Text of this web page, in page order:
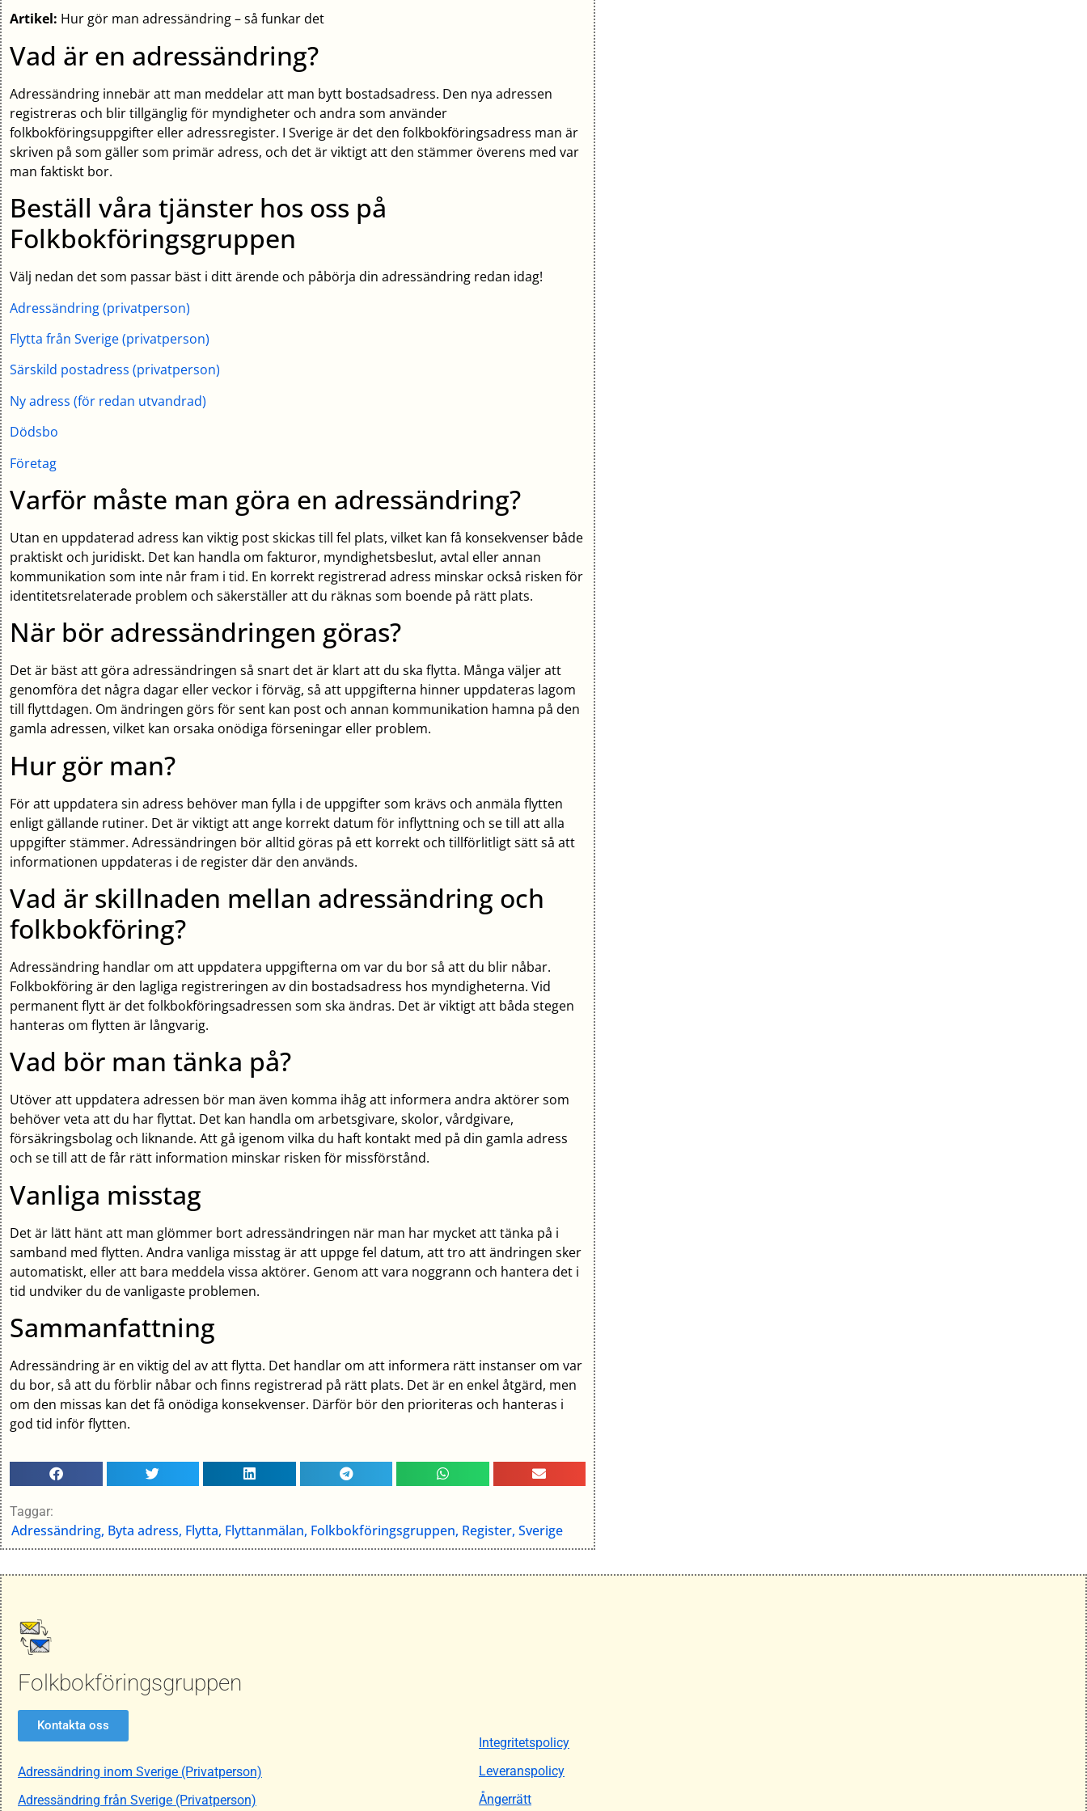
Artikel: Hur gör man adressändring – så funkar det
Vad är en adressändring?
Adressändring innebär att man meddelar att man bytt bostadsadress. Den nya adressen
registreras och blir tillgänglig för myndigheter och andra som använder
folkbokföringsuppgifter eller adressregister. I Sverige är det den folkbokföringsadress man är
skriven på som gäller som primär adress, och det är viktigt att den stämmer överens med var
man faktiskt bor.
Beställ våra tjänster hos oss på
Folkbokföringsgruppen
Välj nedan det som passar bäst i ditt ärende och påbörja din adressändring redan idag!
Adressändring (privatperson)
Flytta från Sverige (privatperson)
Särskild postadress (privatperson)
Ny adress (för redan utvandrad)
Dödsbo
Företag
Varför måste man göra en adressändring?
Utan en uppdaterad adress kan viktig post skickas till fel plats, vilket kan få konsekvenser både
praktiskt och juridiskt. Det kan handla om fakturor, myndighetsbeslut, avtal eller annan
kommunikation som inte når fram i tid. En korrekt registrerad adress minskar också risken för
identitetsrelaterade problem och säkerställer att du räknas som boende på rätt plats.
När bör adressändringen göras?
Det är bäst att göra adressändringen så snart det är klart att du ska flytta. Många väljer att
genomföra det några dagar eller veckor i förväg, så att uppgifterna hinner uppdateras lagom
till flyttdagen. Om ändringen görs för sent kan post och annan kommunikation hamna på den
gamla adressen, vilket kan orsaka onödiga förseningar eller problem.
Hur gör man?
För att uppdatera sin adress behöver man fylla i de uppgifter som krävs och anmäla flytten
enligt gällande rutiner. Det är viktigt att ange korrekt datum för inflyttning och se till att alla
uppgifter stämmer. Adressändringen bör alltid göras på ett korrekt och tillförlitligt sätt så att
informationen uppdateras i de register där den används.
Vad är skillnaden mellan adressändring och
folkbokföring?
Adressändring handlar om att uppdatera uppgifterna om var du bor så att du blir nåbar.
Folkbokföring är den lagliga registreringen av din bostadsadress hos myndigheterna. Vid
permanent flytt är det folkbokföringsadressen som ska ändras. Det är viktigt att båda stegen
hanteras om flytten är långvarig.
Vad bör man tänka på?
Utöver att uppdatera adressen bör man även komma ihåg att informera andra aktörer som
behöver veta att du har flyttat. Det kan handla om arbetsgivare, skolor, vårdgivare,
försäkringsbolag och liknande. Att gå igenom vilka du haft kontakt med på din gamla adress
och se till att de får rätt information minskar risken för missförstånd.
Vanliga misstag
Det är lätt hänt att man glömmer bort adressändringen när man har mycket att tänka på i
samband med flytten. Andra vanliga misstag är att uppge fel datum, att tro att ändringen sker
automatiskt, eller att bara meddela vissa aktörer. Genom att vara noggrann och hantera det i
tid undviker du de vanligaste problemen.
Sammanfattning
Adressändring är en viktig del av att flytta. Det handlar om att informera rätt instanser om var
du bor, så att du förblir nåbar och finns registrerad på rätt plats. Det är en enkel åtgärd, men
om den missas kan det få onödiga konsekvenser. Därför bör den prioriteras och hanteras i
god tid inför flytten.
Taggar:
Adressändring, Byta adress, Flytta, Flyttanmälan, Folkbokföringsgruppen, Register, Sverige
Folkbokföringsgruppen
Kontakta oss
Adressändring inom Sverige (Privatperson)
Adressändring från Sverige (Privatperson)
Integritetspolicy
Leveranspolicy
Ångerrätt